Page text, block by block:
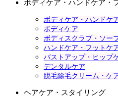
ボディケア・ハンドケア・
ボディケア・ハンドケ
ボディケア
ボディスクラブ・ソー
ハンドケア・フットケ
バストアップ・ヒップ
デンタルケア
脱毛除毛クリーム・ケ
ヘアケア・スタイリング